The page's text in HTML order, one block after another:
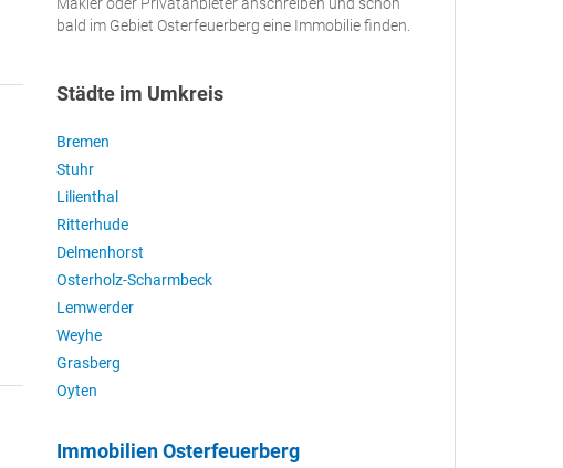
bald im Gebiet Osterfeuerberg eine Immobilie finden.
Städte im Umkreis
Bremen
Stuhr
Lilienthal
Ritterhude
Delmenhorst
Osterholz-Scharmbeck
Lemwerder
Weyhe
Grasberg
Oyten
Immobilien Osterfeuerberg